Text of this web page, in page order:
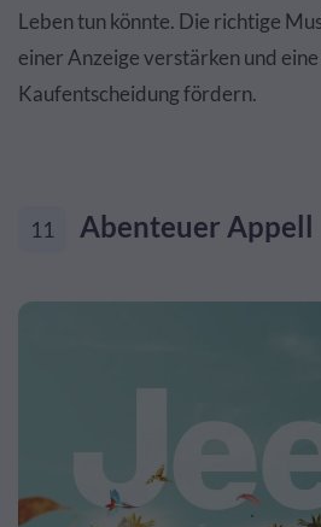
Leben tun könnte. Die richtige
einer Anzeige verstärken und
Kaufentscheidung fördern.
11 Abenteuer Appell